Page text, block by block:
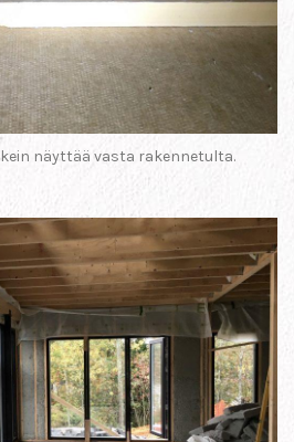
näyttää vasta rakennetulta.